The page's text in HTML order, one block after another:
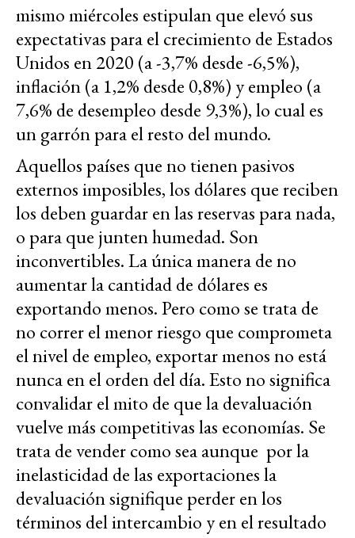
mismo miércoles estipulan que elevó sus
expectativas para el crecimiento de Estados
Unidos en 2020 (a -3,7% desde -6,5%),
inflación (a 1,2% desde 0,8%) y empleo (a
7,6% de desempleo desde 9,3%), lo cual es
un garrón para el resto del mundo.
Aquellos países que no tienen pasivos
externos imposibles, los dólares que reciben
los deben guardar en las reservas para nada,
o para que junten humedad. Son
inconvertibles. La única manera de no
aumentar la cantidad de dólares es
exportando menos. Pero como se trata de
no correr el menor riesgo que comprometa
el nivel de empleo, exportar menos no está
nunca en el orden del día. Esto no significa
convalidar el mito de que la devaluación
vuelve más competitivas las economías. Se
trata de vender como sea aunque por la
inelasticidad de las exportacionesla
devaluación signifique perder en los
términos del intercambio y en el resultado